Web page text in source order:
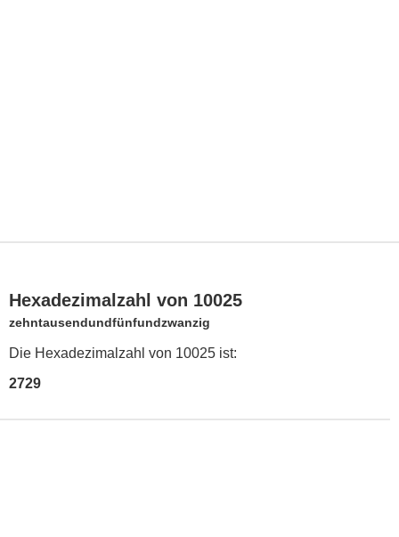
Hexadezimalzahl von 10025
zehntausendundfünfundzwanzig
Die Hexadezimalzahl von 10025 ist:
2729